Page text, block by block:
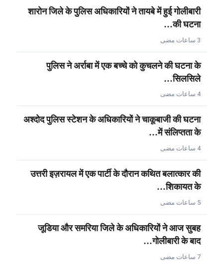
शारोन जिले के पुलिस अधिकारियों ने तायबे में हुई गोलीबारी
की घटना…
3 ساعات مضى
पुलिस ने अर्राबा में एक बच्चे को कुचलने की घटना के
सिलसिले…
4 ساعات مضى
अश्दोद पुलिस स्टेशन के अधिकारियों ने चाकूबाजी की घटना
में संलिप्तता के…
4 ساعات مضى
उत्तरी इज़रायल में एक पार्टी के दौरान कथित बलात्कार की
शिकायत के…
5 ساعات مضى
जूडिया और समरिया जिले के अधिकारियों ने आज सुबह
गोलीबारी के बाद…
7 ساعات مضى